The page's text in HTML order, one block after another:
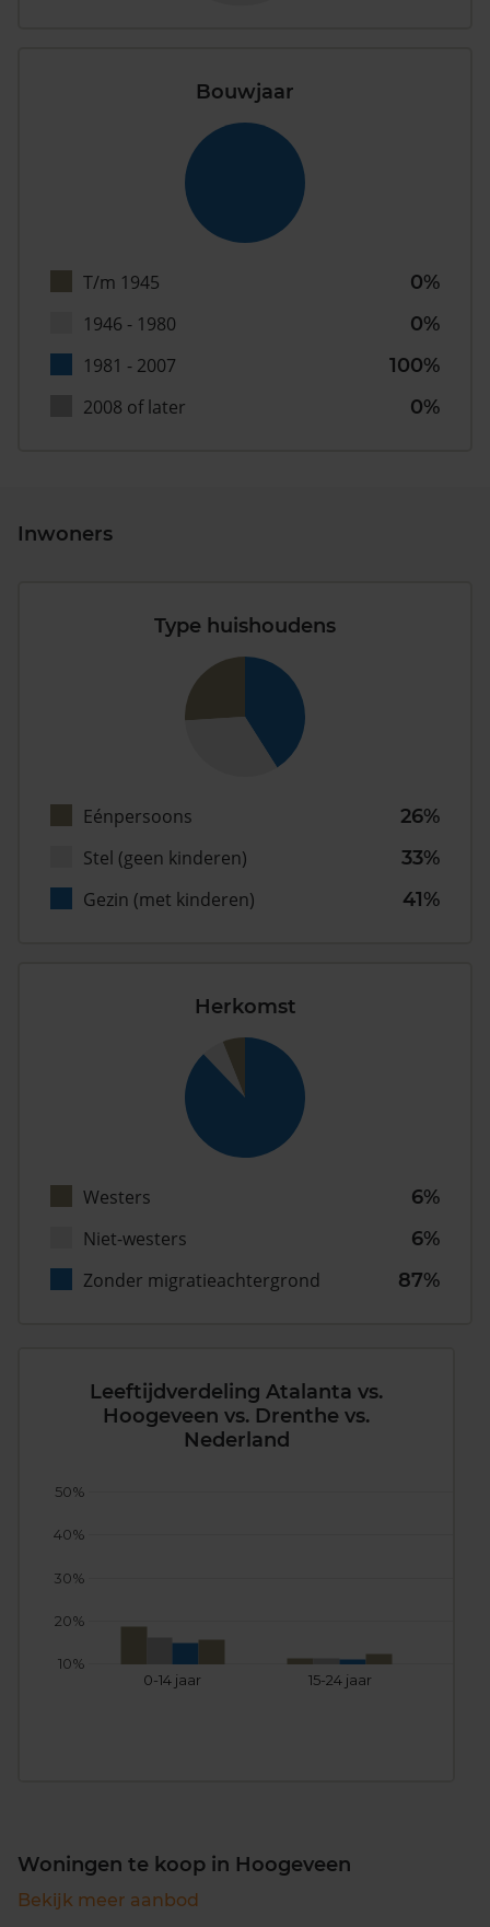
Bouwjaar
T/m 1945
0%
1946 - 1980
0%
1981 - 2007
100%
2008 of later
0%
Inwoners
Type huishoudens
Eénpersoons
26%
Stel (geen kinderen)
33%
Gezin (met kinderen)
41%
Herkomst
Westers
6%
Niet-westers
6%
Zonder migratieachtergrond
87%
Leeftijdverdeling Atalanta vs.
Hoogeveen vs. Drenthe vs.
Nederland
0-14 jaar 15-24 jaar
10%
20%
30%
40%
50%
Woningen te koop in Hoogeveen
Bekijk meer aanbod